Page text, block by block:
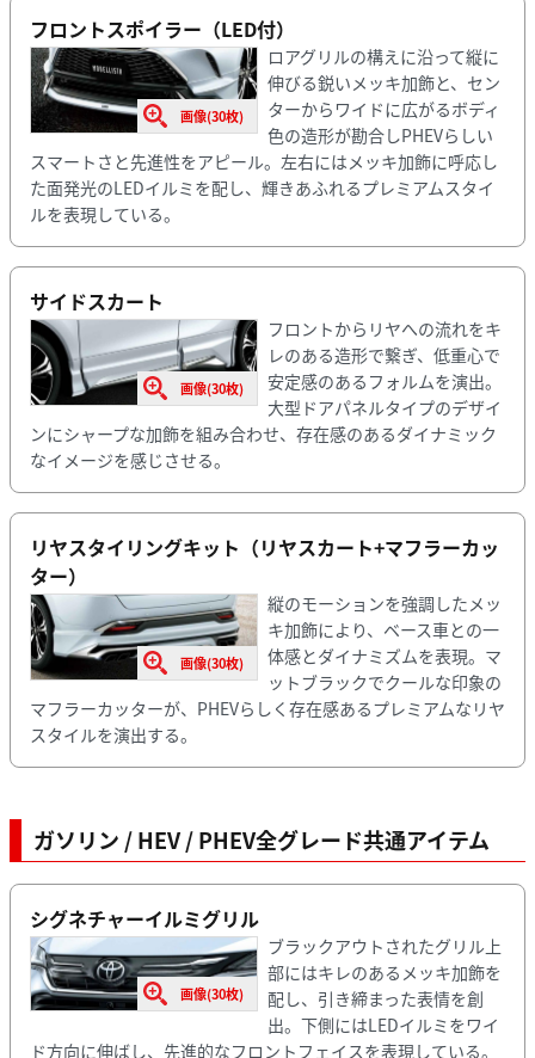
フロントスポイラー（LED付）
画像(30枚)
ロアグリルの構えに沿って縦に
伸びる鋭いメッキ加飾と、セン
ターからワイドに広がるボディ
色の造形が勘合しPHEVらしい
スマートさと先進性をアピール。左右にはメッキ加飾に呼応し
た面発光のLEDイルミを配し、輝きあふれるプレミアムスタイ
ルを表現している。
サイドスカート
画像(30枚)
フロントからリヤへの流れをキ
レのある造形で繋ぎ、低重心で
安定感のあるフォルムを演出。
大型ドアパネルタイプのデザイ
ンにシャープな加飾を組み合わせ、存在感のあるダイナミック
なイメージを感じさせる。
リヤスタイリングキット（リヤスカート+マフラーカッ
ター）
画像(30枚)
縦のモーションを強調したメッ
キ加飾により、ベース車との一
体感とダイナミズムを表現。マ
ットブラックでクールな印象の
マフラーカッターが、PHEVらしく存在感あるプレミアムなリヤ
スタイルを演出する。
ガソリン / HEV / PHEV全グレード共通アイテム
シグネチャーイルミグリル
画像(30枚)
ブラックアウトされたグリル上
部にはキレのあるメッキ加飾を
配し、引き締まった表情を創
出。下側にはLEDイルミをワイ
ド方向に伸ばし、先進的なフロントフェイスを表現している。